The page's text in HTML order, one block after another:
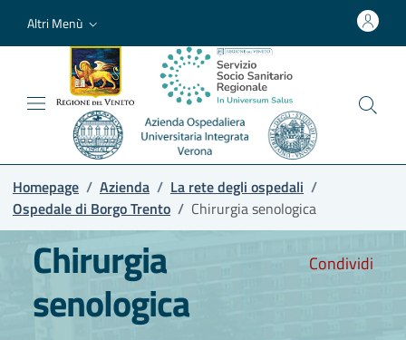
Altri Menù
Homepage / Azienda / La rete degli ospedali /
Ospedale di Borgo Trento / Chirurgia senologica
Condividi
Chirurgia
senologica